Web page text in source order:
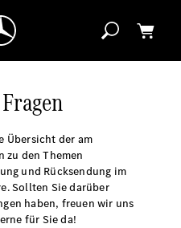
Übersicht der am
zu den Themen
und Rücksendung im
Sollten Sie darüber
haben, freuen wir uns
für Sie da!